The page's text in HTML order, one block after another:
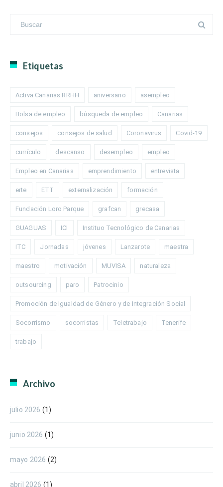
Etiquetas
Activa Canarias RRHH aniversario asempleo
Bolsa de empleo búsqueda de empleo Canarias
consejos consejos de salud Coronavirus Covid-19
currículo descanso desempleo empleo
Empleo en Canarias emprendimiento entrevista
erte ETT externalización formación
Fundación Loro Parque grafcan grecasa
GUAGUAS ICI Instituo Tecnológico de Canarias
ITC Jornadas jóvenes Lanzarote maestra
maestro motivación MUVISA naturaleza
outsourcing paro Patrocinio
Promoción de Igualdad de Género y de Integración Social
Socorrismo socorristas Teletrabajo Tenerife
trabajo
Archivo
julio 2026 (1)
junio 2026 (1)
mayo 2026 (2)
abril 2026 (1)